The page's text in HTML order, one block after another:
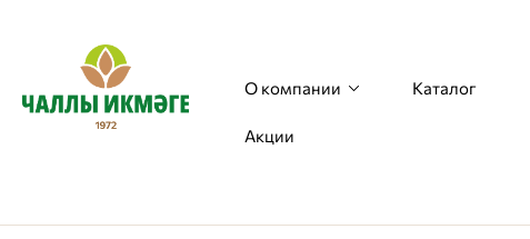
О компании Каталог
Акции